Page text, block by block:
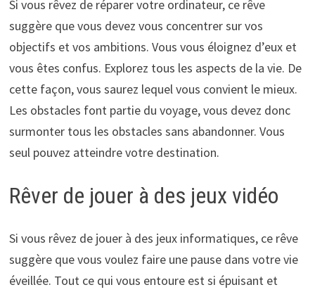
Si vous rêvez de réparer votre ordinateur, ce rêve
suggère que vous devez vous concentrer sur vos
objectifs et vos ambitions. Vous vous éloignez d’eux et
vous êtes confus. Explorez tous les aspects de la vie. De
cette façon, vous saurez lequel vous convient le mieux.
Les obstacles font partie du voyage, vous devez donc
surmonter tous les obstacles sans abandonner. Vous
seul pouvez atteindre votre destination.
Rêver de jouer à des jeux vidéo
Si vous rêvez de jouer à des jeux informatiques, ce rêve
suggère que vous voulez faire une pause dans votre vie
éveillée. Tout ce qui vous entoure est si épuisant et